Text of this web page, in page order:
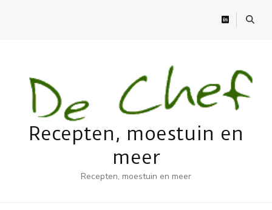
Recepten, moestuin en
meer
Recepten, moestuin en meer